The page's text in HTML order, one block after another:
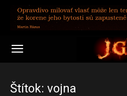
Štítok: vojna